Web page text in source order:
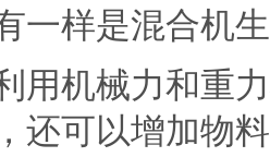
一样是混合机
机械力和重力
还可以增加物